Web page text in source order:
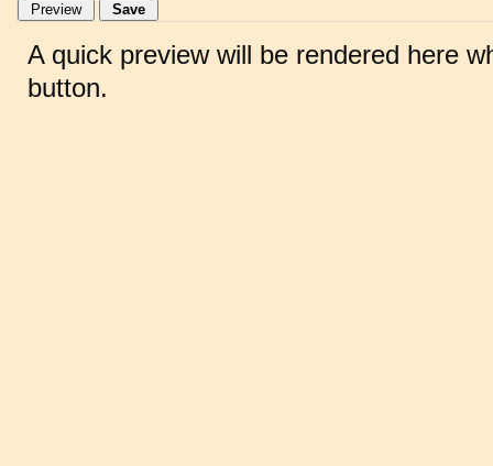
A quick preview will be rendered here
button.